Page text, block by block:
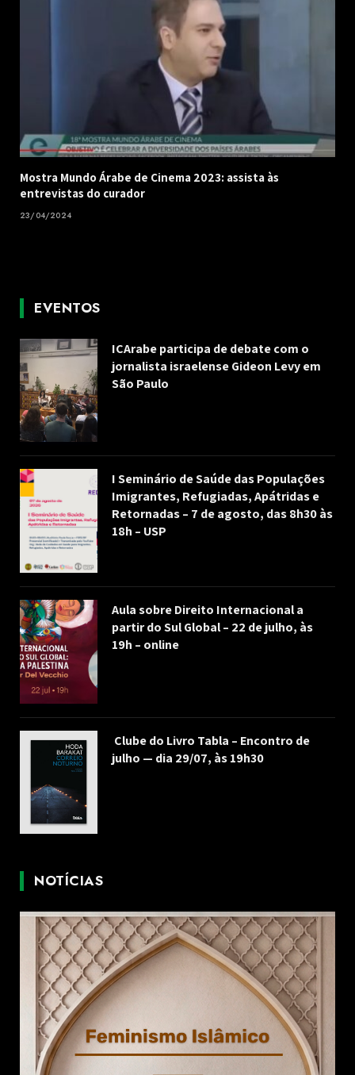
Mostra Mundo Árabe de Cinema 2023: assista às
entrevistas do curador
23/04/2024
EVENTOS
ICArabe participa de debate com o
jornalista israelense Gideon Levy em
São Paulo
I Seminário de Saúde das Populações
Imigrantes, Refugiadas, Apátridas e
Retornadas – 7 de agosto, das 8h30 às
18h – USP
Aula sobre Direito Internacional a
partir do Sul Global – 22 de julho, às
19h – online
Clube do Livro Tabla – Encontro de
julho — dia 29/07, às 19h30
NOTÍCIAS